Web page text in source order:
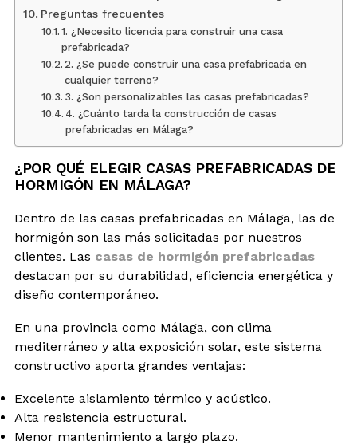
Preguntas frecuentes
1. ¿Necesito licencia para construir una casa
prefabricada?
2. ¿Se puede construir una casa prefabricada en
cualquier terreno?
3. ¿Son personalizables las casas prefabricadas?
4. ¿Cuánto tarda la construcción de casas
prefabricadas en Málaga?
¿POR QUÉ ELEGIR CASAS PREFABRICADAS DE
HORMIGÓN EN MÁLAGA?
Dentro de las casas prefabricadas en Málaga, las de
hormigón son las más solicitadas por nuestros
clientes. Las casas de hormigón prefabricadas
destacan por su durabilidad, eficiencia energética y
diseño contemporáneo.
En una provincia como Málaga, con clima
mediterráneo y alta exposición solar, este sistema
constructivo aporta grandes ventajas:
Excelente aislamiento térmico y acústico.
Alta resistencia estructural.
Menor mantenimiento a largo plazo.